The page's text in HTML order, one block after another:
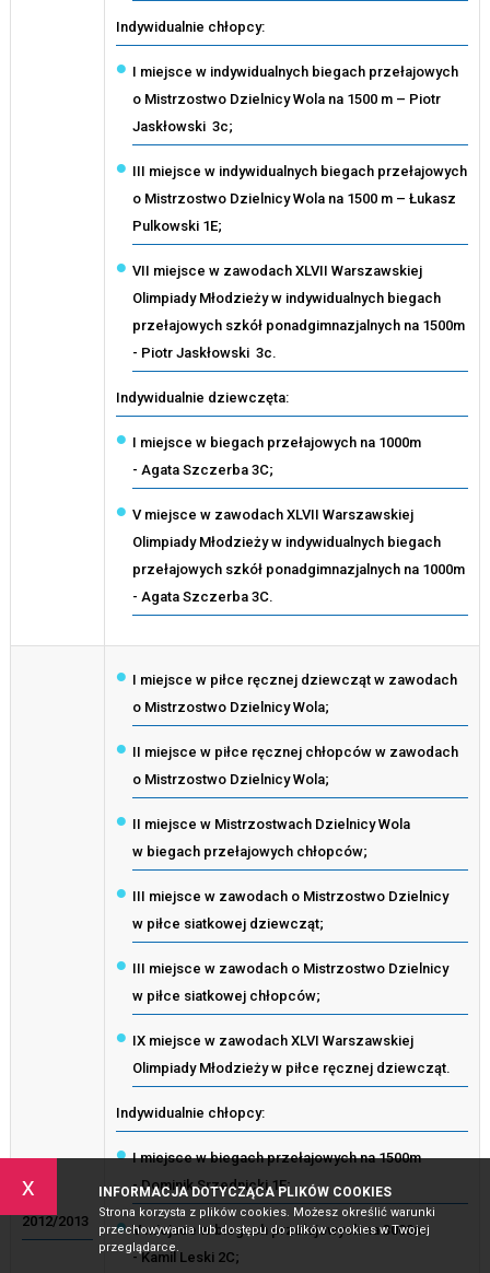
x INFORMACJA DOTYCZĄCA PLIKÓW COOKIES
Strona korzysta z plików cookies. Możesz określić warunki
przechowywania lub dostępu do plików cookies w Twojej
przeglądarce.
Indywidualnie chłopcy:
I miejsce w indywidualnych biegach przełajowych
o Mistrzostwo Dzielnicy Wola na 1500 m – Piotr
Jaskłowski 3c;
III miejsce w indywidualnych biegach przełajowych
o Mistrzostwo Dzielnicy Wola na 1500 m – Łukasz
Pulkowski 1E;
VII miejsce w zawodach XLVII Warszawskiej
Olimpiady Młodzieży w indywidualnych biegach
przełajowych szkół ponadgimnazjalnych na 1500m
- Piotr Jaskłowski 3c.
Indywidualnie dziewczęta:
I miejsce w biegach przełajowych na 1000m
- Agata Szczerba 3C;
V miejsce w zawodach XLVII Warszawskiej
Olimpiady Młodzieży w indywidualnych biegach
przełajowych szkół ponadgimnazjalnych na 1000m
- Agata Szczerba 3C.
2012/2013
I miejsce w piłce ręcznej dziewcząt w zawodach
o Mistrzostwo Dzielnicy Wola;
II miejsce w piłce ręcznej chłopców w zawodach
o Mistrzostwo Dzielnicy Wola;
II miejsce w Mistrzostwach Dzielnicy Wola
w biegach przełajowych chłopców;
III miejsce w zawodach o Mistrzostwo Dzielnicy
w piłce siatkowej dziewcząt;
III miejsce w zawodach o Mistrzostwo Dzielnicy
w piłce siatkowej chłopców;
IX miejsce w zawodach XLVI Warszawskiej
Olimpiady Młodzieży w piłce ręcznej dziewcząt.
Indywidualnie chłopcy:
I miejsce w biegach przełajowych na 1500m
- Dominik Srzednicki 1F;
V miejsce w biegach przełajowych na 3000m
- Kamil Leski 2C;